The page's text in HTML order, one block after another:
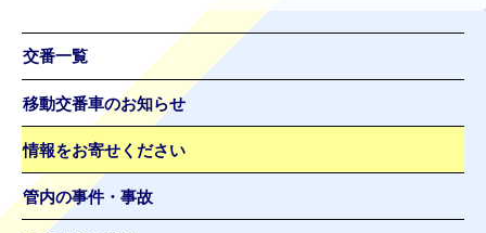
交番一覧
移動交番車のお知らせ
情報をお寄せください
管内の事件・事故